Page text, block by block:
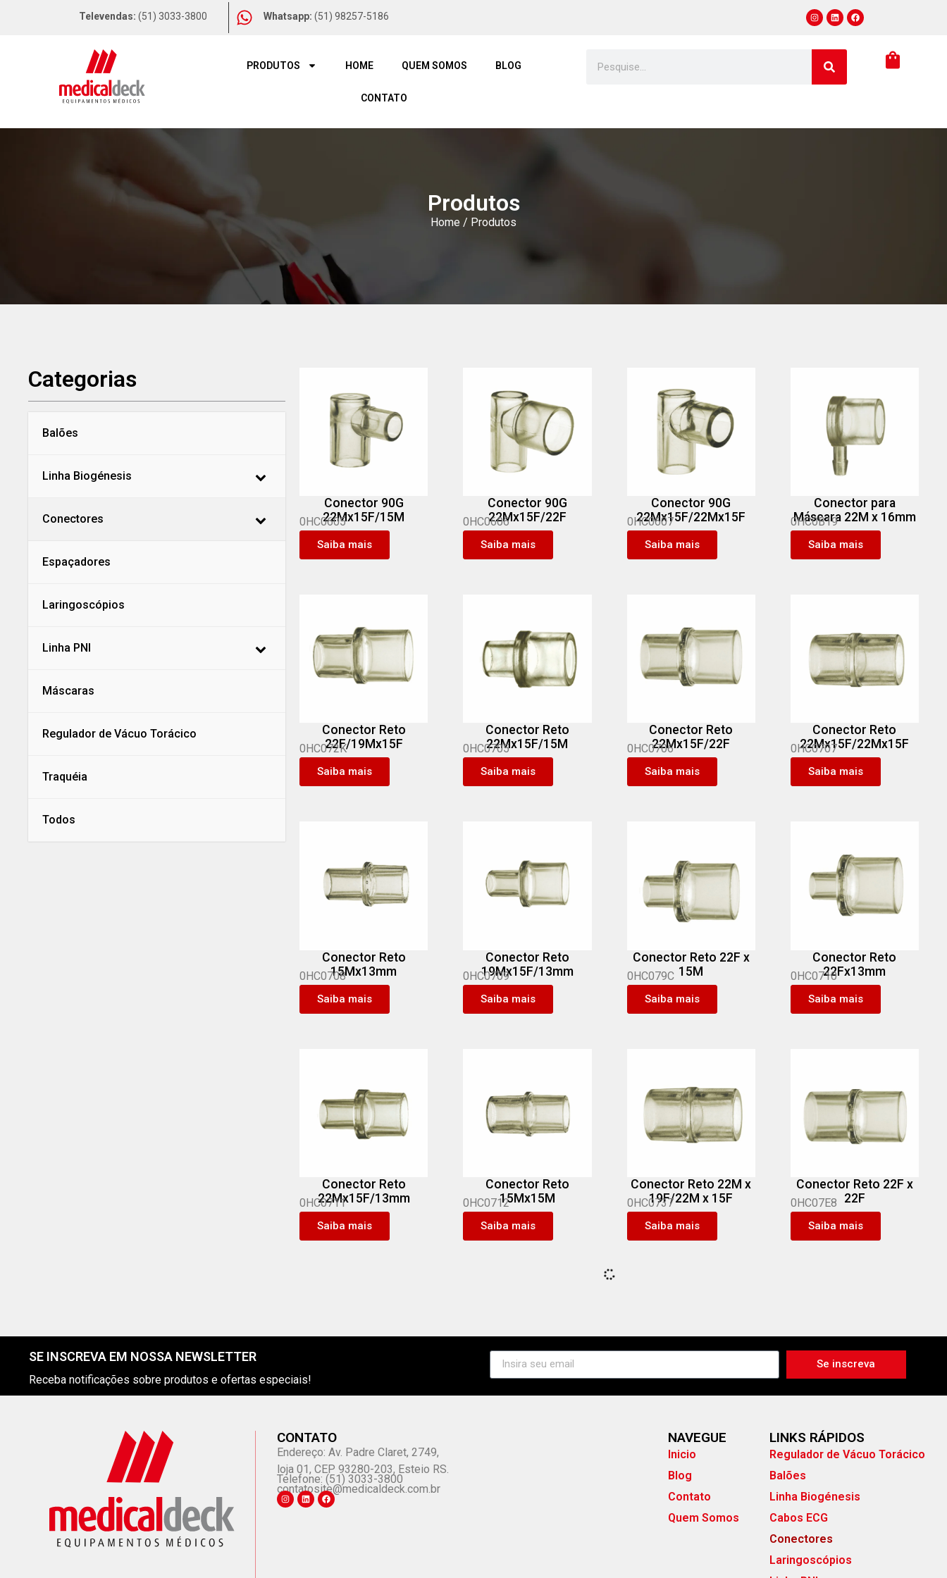
Televendas: (51) 3033-3800 Whatsapp: (51) 98257-5186
PRODUTOS HOME QUEM SOMOS BLOG
CONTATO
Produtos
Home / Produtos
Categorias
Balões
Linha Biogénesis
Conectores
Espaçadores
Laringoscópios
Linha PNI
Máscaras
Regulador de Vácuo Torácico
Traquéia
Todos
Conector 90G
22Mx15F/15M
0HC0605
Saiba mais
Conector 90G
22Mx15F/22F
0HC0606
Saiba mais
Conector 90G
22Mx15F/22Mx15F
0HC0607
Saiba mais
Conector para
Máscara 22M x 16mm
0HC0B19
Saiba mais
Conector Reto
22F/19Mx15F
0HC072K
Saiba mais
Conector Reto
22Mx15F/15M
0HC0705
Saiba mais
Conector Reto
22Mx15F/22F
0HC0706
Saiba mais
Conector Reto
22Mx15F/22Mx15F
0HC0707
Saiba mais
Conector Reto
15Mx13mm
0HC0708
Saiba mais
Conector Reto
19Mx15F/13mm
0HC0709
Saiba mais
Conector Reto 22F x
15M
0HC079C
Saiba mais
Conector Reto
22Fx13mm
0HC0710
Saiba mais
Conector Reto
22Mx15F/13mm
0HC0711
Saiba mais
Conector Reto
15Mx15M
0HC0712
Saiba mais
Conector Reto 22M x
19F/22M x 15F
0HC0737
Saiba mais
Conector Reto 22F x
22F
0HC07E8
Saiba mais
SE INSCREVA EM NOSSA NEWSLETTER
Receba notificações sobre produtos e ofertas especiais!
Se inscreva
CONTATO
Endereço: Av. Padre Claret, 2749,
loja 01, CEP 93280-203, Esteio RS.
Telefone: (51) 3033-3800
contatosite@medicaldeck.com.br
NAVEGUE
Inicio
Blog
Contato
Quem Somos
LINKS RÁPIDOS
Regulador de Vácuo Torácico
Balões
Linha Biogénesis
Cabos ECG
Conectores
Laringoscópios